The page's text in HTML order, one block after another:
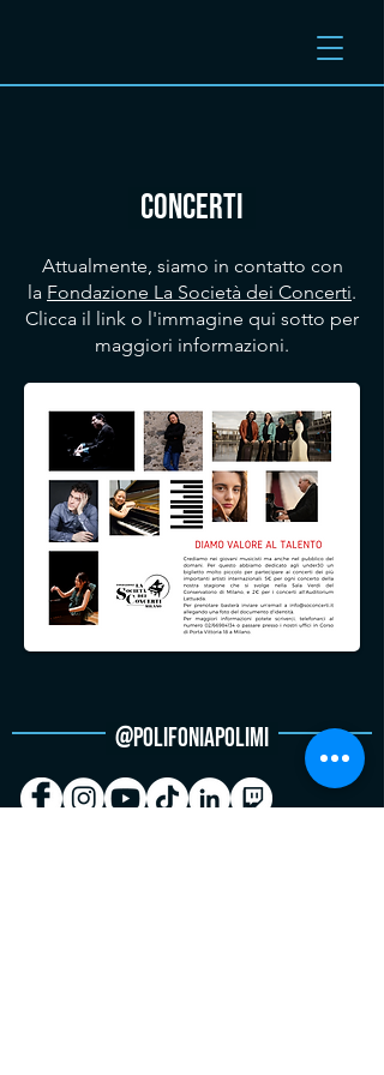
CONCERTI
Attualmente, siamo in contatto con
la Fondazione La Società dei Concerti.
Clicca il link o l'immagine qui sotto per
maggiori informazioni.
@POLIFONIAPOLIMI